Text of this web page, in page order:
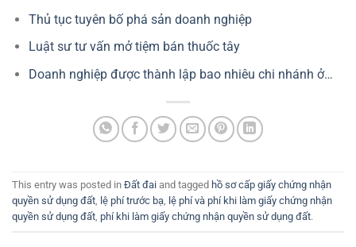
Thủ tục tuyên bố phá sản doanh nghiệp
Luật sư tư vấn mở tiệm bán thuốc tây
Doanh nghiệp được thành lập bao nhiêu chi nhánh ở…
This entry was posted in Đất đai and tagged hồ sơ cấp giấy chứng nhận
quyền sử dụng đất, lệ phí trước bạ, lệ phí và phí khi làm giấy chứng nhận
quyền sử dụng đất, phí khi làm giấy chứng nhận quyền sử dụng đất.